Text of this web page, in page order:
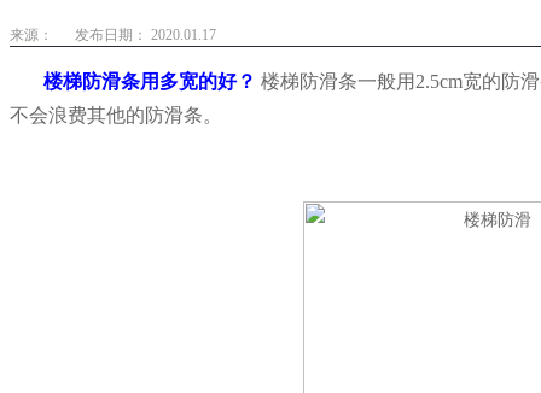
来源： 发布日期： 2020.01.17
楼梯防滑条用多宽的好？ 楼梯防滑条一般用2.5cm宽的防
不会浪费其他的防滑条。